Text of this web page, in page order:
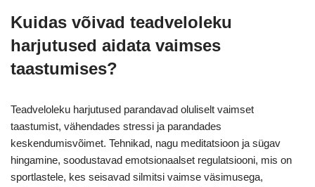
Kuidas võivad teadveloleku
harjutused aidata vaimses
taastumises?
Teadveloleku harjutused parandavad oluliselt vaimset
taastumist, vähendades stressi ja parandades
keskendumisvõimet. Tehnikad, nagu meditatsioon ja sügav
hingamine, soodustavad emotsionaalset regulatsiooni, mis on
sportlastele, kes seisavad silmitsi vaimse väsimusega,